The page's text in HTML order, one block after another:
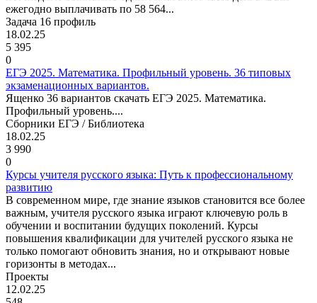
ежегодно выплачивать по 58 564...
Задача 16 профиль
18.02.25
5 395
0
ЕГЭ 2025. Математика. Профильный уровень. 36 типовых
экзаменационных вариантов.
Ященко 36 вариантов скачать ЕГЭ 2025. Математика.
Профильный уровень....
Сборники ЕГЭ / Библиотека
18.02.25
3 990
0
Курсы учителя русского языка: Путь к профессиональному
развитию
В современном мире, где знание языков становится все более
важным, учителя русского языка играют ключевую роль в
обучении и воспитании будущих поколений. Курсы
повышения квалификации для учителей русского языка не
только помогают обновить знания, но и открывают новые
горизонты в методах...
Проекты
12.02.25